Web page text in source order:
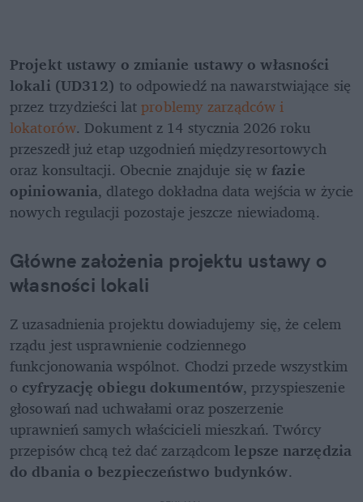
Projekt ustawy o zmianie ustawy o własności
lokali (UD312) to odpowiedź na nawarstwiające się
przez trzydzieści lat problemy zarządców i
lokatorów. Dokument z 14 stycznia 2026 roku
przeszedł już etap uzgodnień międzyresortowych
oraz konsultacji. Obecnie znajduje się w fazie
opiniowania, dlatego dokładna data wejścia w życie
nowych regulacji pozostaje jeszcze niewiadomą.
Główne założenia projektu ustawy o
własności lokali
Z uzasadnienia projektu dowiadujemy się, że celem
rządu jest usprawnienie codziennego
funkcjonowania wspólnot. Chodzi przede wszystkim
o cyfryzację obiegu dokumentów, przyspieszenie
głosowań nad uchwałami oraz poszerzenie
uprawnień samych właścicieli mieszkań. Twórcy
przepisów chcą też dać zarządcom lepsze narzędzia
do dbania o bezpieczeństwo budynków.